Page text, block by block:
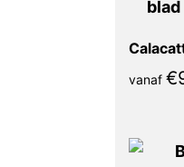
vanaf €